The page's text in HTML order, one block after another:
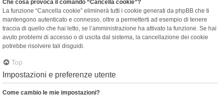
Che cosa provoca il comando “Cancella cookie”?
La funzione “Cancella cookie” eliminerà tutti i cookie generati da phpBB che ti
mantengono autenticato e connesso, oltre a permetterti ad esempio di tenere
traccia di quello che hai letto, se l’amministrazione ha attivato la funzione. Se hai
avuto problemi di accesso o di uscita dal sistema, la cancellazione dei cookie
potrebbe risolvere tali disguidi.
Top
Impostazioni e preferenze utente
Come cambio le mie impostazioni?